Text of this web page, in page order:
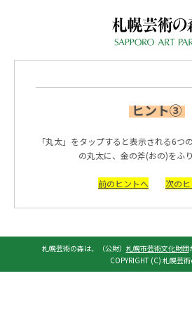
ヒント③
「丸太」をタップすると表示される6つ
の丸太に、金の斧(おの)をふ
前のヒントへ 次の
札幌芸術の森は、（公財） 札幌市芸術文化財団
COPYRIGHT (C) 札幌芸